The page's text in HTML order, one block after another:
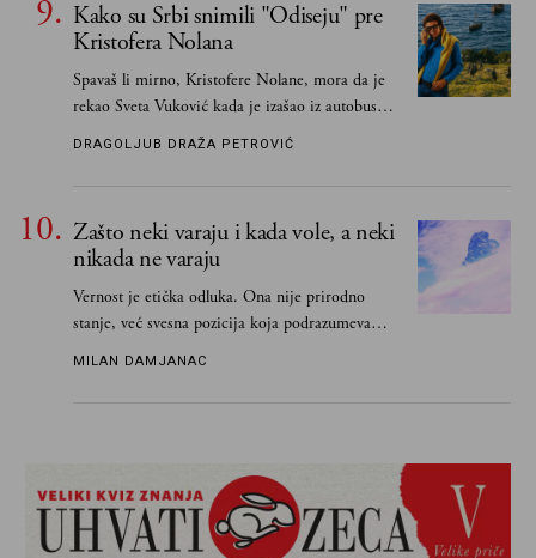
Kako su Srbi snimili "Odiseju" pre
Kristofera Nolana
Spavaš li mirno, Kristofere Nolane, mora da je
rekao Sveta Vuković kada je izašao iz autobusa i
čim je stigao kući pozvao Vojkana
DRAGOLJUB DRAŽA PETROVIĆ
Zašto neki varaju i kada vole, a neki
nikada ne varaju
Vernost je etička odluka. Ona nije prirodno
stanje, već svesna pozicija koja podrazumeva
MILAN DAMJANAC